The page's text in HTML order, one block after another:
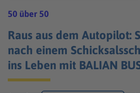
50 über 50
Raus aus dem Autopilot:
nach einem
ins Leben mit BALIAN